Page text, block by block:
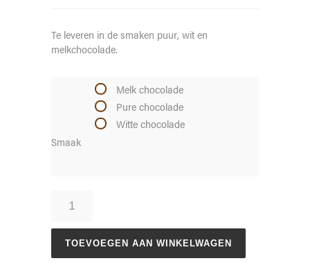
Te leveren in de smaken puur, wit en
melkchocolade.
Smaak
Melk chocolade
Pure chocolade
Witte chocolade
"Best
Dad
Ever"
45
TOEVOEGEN AAN WINKELWAGEN